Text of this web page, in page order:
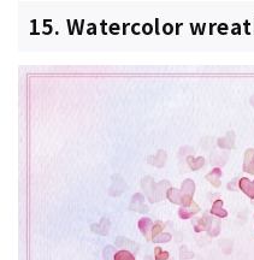
15. Watercolor